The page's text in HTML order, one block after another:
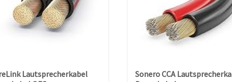
Lautsprecherkabel
Sonero CCA